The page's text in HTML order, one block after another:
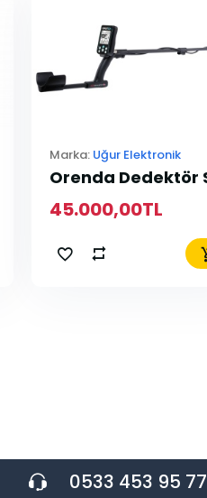
Marka: Uğur Elektronik
45.000,00TL
0533 453 95 77